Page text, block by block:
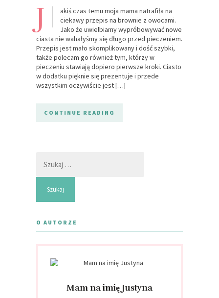
J
akiś czas temu moja mama natrafiła na
ciekawy przepis na brownie z owocami.
Jako że uwielbiamy wypróbowywać nowe
ciasta nie wahałyśmy się długo przed pieczeniem.
Przepis jest mało skomplikowany i dość szybki,
także polecam go również tym, którzy w
pieczeniu stawiają dopiero pierwsze kroki. Ciasto
w dodatku pięknie się prezentuje i przede
wszystkim oczywiście jest […]
CONTINUE READING
O AUTORZE
Mam na imię Justyna